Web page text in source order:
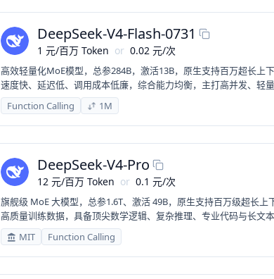
DeepSeek-V4-Flash-0731
1 元/百万 Token or 0.02 元/次
高效轻量化MoE模型，总参284B，激活13B，原生支持百万超长上
速度快、延迟低、调用成本低廉，综合能力均衡，主打高并发、轻
日常对话、内容创作、基础 RAG、批量文案处理等普惠刚需场景。
Function Calling 1M
DeepSeek-V4-Pro
12 元/百万 Token or 0.1 元/次
旗舰级 MoE 大模型，总参1.6T、激活 49B，原生支持百万级超长上
高质量训练数据，具备顶尖数学逻辑、复杂推理、专业代码与长文
力，适配高阶科研、复杂办公、深度智能代理等高难度场景。
MIT Function Calling